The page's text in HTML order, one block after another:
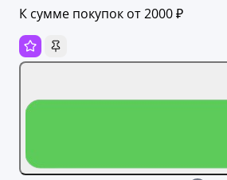
К сумме покупок от 2000 ₽